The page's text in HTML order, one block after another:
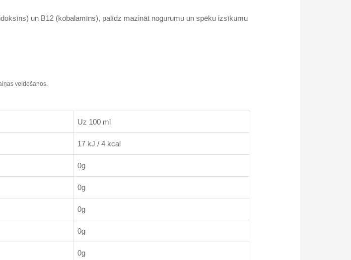
un B12 (kobalamīns), palīdz mazināt nogurumu un spēku izsīkumu
veidošanos.
Uz 100 ml
17 kJ / 4 kcal
0g
0g
0g
0g
0g